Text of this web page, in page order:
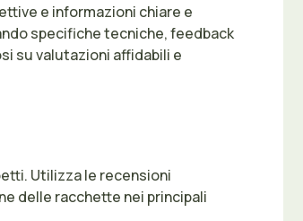
e informazioni chiare e
specifiche tecniche, feedback
su valutazioni affidabili e
Utilizza le recensioni
delle racchette nei principali